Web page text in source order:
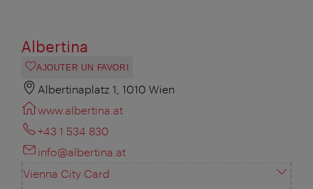
Albertina
AJOUTER UN FAVORI
Albertinaplatz 1, 1010 Wien
www.albertina.at
+43 1 534 830
info@albertina.at
Vienna City Card